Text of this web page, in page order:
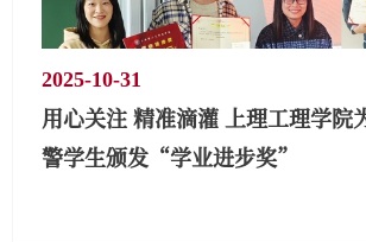
2025-10-31
用心关注 精准滴灌 上理工理学院
警学生颁发“学业进步奖”